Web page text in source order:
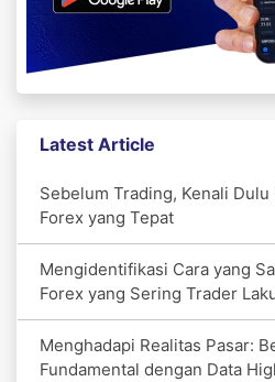
Latest Article
Sebelum Trading, Kenali
Forex yang Tepat
Mengidentifikasi Cara yang
Forex yang Sering Trader
Menghadapi Realitas Pasar:
Fundamental dengan Data